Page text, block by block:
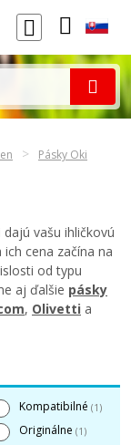
Pásky Oki
vašu ihličkovú
cena začína na
od typu
aj ďalšie pásky
, Olivetti a
Kompatibilné (1)
Originálne (1)